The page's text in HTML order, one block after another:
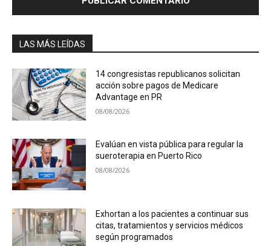
LAS MÁS LEÍDAS
14 congresistas republicanos solicitan
acción sobre pagos de Medicare
Advantage en PR
08/08/2026
Evalúan en vista pública para regular la
sueroterapia en Puerto Rico
08/08/2026
Exhortan a los pacientes a continuar sus
citas, tratamientos y servicios médicos
según programados